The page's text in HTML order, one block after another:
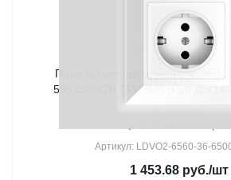
Панель светодиод универс
595х595х20 ПРИЗМА IP20 ДВО
Артикул: LDVO2-6560-36-
1 453.68 руб./шт